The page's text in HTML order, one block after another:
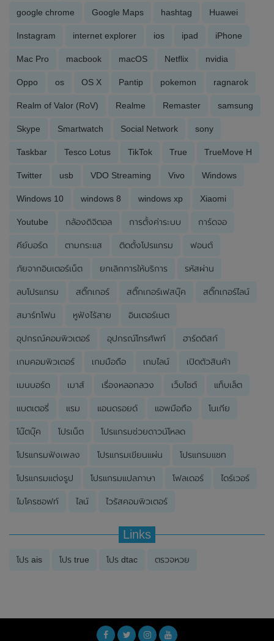
google chrome Google Maps hashtag Huawei
Instagram internet explorer ios ipad iPhone
Mac Pro macbook macOS Netflix nvidia
Oppo os OS X Pantip pokemon ragnarok
Realm of Valor (RoV) Realme Remaster samsung
Skype Smartwatch Social Network sony
Taskbar Tesco Lotus TikTok True TrueMove H
Twitter usb VDO Streaming Vivo Windows
Windows 10 windows 8 windows xp Xiaomi
Youtube กล้องดิจิตอล การตั้งค่าระบบ การ์ดจอ
คีย์บอร์ด ตามกระแส ติดตั้งโปรแกรม ฟอนต์
ภัยจากอินเตอร์เน็ต ยกเลิกการให้บริการ รหัสผ่าน
ลบโปรแกรม สติ๊กเกอร์ สติ๊กเกอร์เฟสบุ๊ค สติ๊กเกอร์ไลน์
สมาร์ทโฟน หูฟังไร้สาย อินเตอร์เนต
อุปกรณ์คอมพิวเตอร์ อุปกรณ์โทรศัพท์ ฮาร์ดดิสก์
เกมคอมพิวเตอร์ เกมมือถือ เกมไลน์ เปิดตัวสินค้า
เมนบอร์ด เมาส์ เรื่องหลอกลวง เว็บไซต์ แท็บเล็ต
แบตเตอรี่ แรม แอนดรอยด์ แอพมือถือ โนเกีย
โน๊ตบุ๊ค โปรเน็ต โปรแกรมช่วยดาวน์โหลด
โปรแกรมฟังเพลง โปรแกรมเขียนแผ่น โปรแกรมแชท
โปรแกรมแต่งรูป โปรแกรมแปลภาษา โฟลเดอร์ ไดร์เวอร์
ไมโครซอฟท์ ไลน์ ไวรัสคอมพิวเตอร์
Links
โปร ais โปร true โปร dtac ตรวจหวย